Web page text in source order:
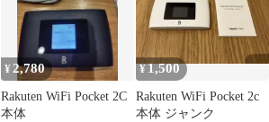
¥ 2,780
Rakuten WiFi Pocket 2C
本体
¥1,500
Rakuten WiFi Pocket 2c
本体 ジャンク